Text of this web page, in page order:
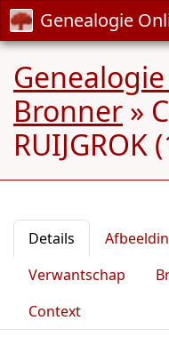
Genealogie
Bronner »
RUIJGROK
Details
Verwantschap
Context